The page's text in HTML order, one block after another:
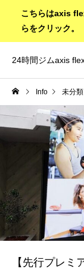
こちらはaxis
らをクリック。
24時間ジムaxis
Info 未分類
【先行プレミ